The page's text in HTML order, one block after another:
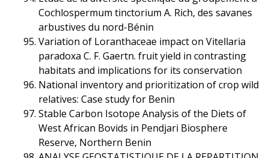
Cochlospermum tinctorium A. Rich, des savanes
arbustives du nord-Bénin
Variation of Loranthaceae impact on Vitellaria
paradoxa C. F. Gaertn. fruit yield in contrasting
habitats and implications for its conservation
National inventory and prioritization of crop wild
relatives: Case study for Benin
Stable Carbon Isotope Analysis of the Diets of
West African Bovids in Pendjari Biosphere
Reserve, Northern Benin